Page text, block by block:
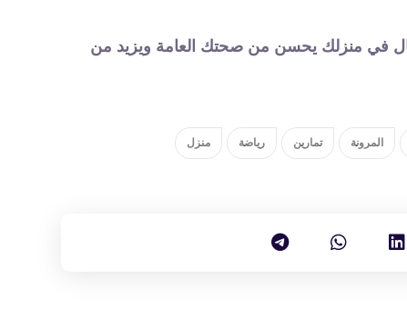
فعال في منزلك يحسن من صحتك العامة ويزيد من
المرونة تمارين رياضة منزل